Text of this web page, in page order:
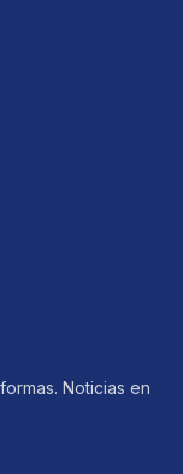
Noticias en